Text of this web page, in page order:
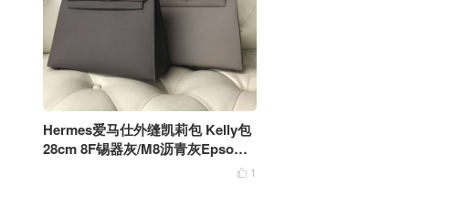
Hermes爱马仕外缝凯莉包 Kelly包
28cm 8F锡器灰/M8沥青灰Epsom
 1